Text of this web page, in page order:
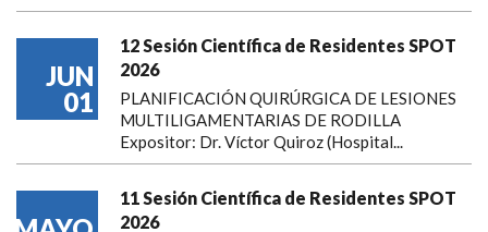
JUN
01
12 Sesión Científica de Residentes SPOT
2026
PLANIFICACIÓN QUIRÚRGICA DE LESIONES
MULTILIGAMENTARIAS DE RODILLA
Expositor: Dr. Víctor Quiroz (Hospital...
11 Sesión Científica de Residentes SPOT
2026